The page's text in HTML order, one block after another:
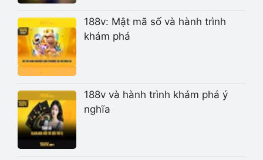
188v: Mật mã số và hành trình
khám phá
188v và hành trình khám phá ý
nghĩa